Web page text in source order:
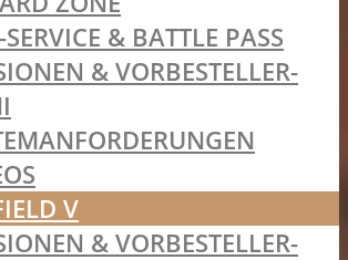
& BATTLE PASS
& VORBESTELLER-
V
& VORBESTELLER-